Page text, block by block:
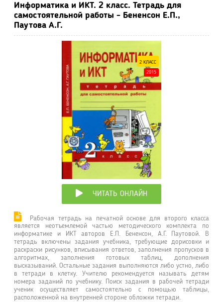
Информатика и ИКТ. 2 класс. Тетрадь для
самостоятельной работы - Бененсон Е.П.,
Паутова А.Г.
2 КЛАСС
2015
ЧИТАТЬ ОНЛАЙН
Рабочая тетрадь на печатной основе для второго класса
является неотъемлемой частью методического комплекта по
информатике и ИКТ авторов Е.П. Бененсон, А.Г. Паутовой. В
тетрадь включены задания учебника, требующие дорисовки и
раскраски рисунков, вписывания ответов, заполнения пропусков в
алгоритмах, заполнения готовых таблиц, дополнения
высказываний. Остальные задания выполняются либо устно, либо
в тетради в клетку. Учителю рекомендуется называть детям
номера заданий по учебнику. Поиск задания в рабочей тетради
ученик осуществляет самостоятельно с помощью таблицы,
расположенной на внутренней стороне обложки тетради.